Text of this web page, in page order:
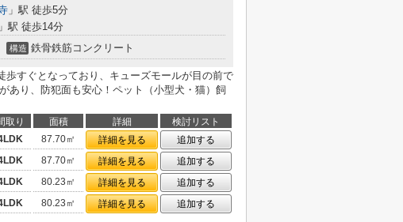
」駅 徒歩5分
」駅 徒歩14分
構造 鉄骨鉄筋コンクリート
歩すぐとなっており、キューズモールが目の前で
あり、防犯面も安心！ペット（小型犬・猫）飼
取り 面積 詳細
検討リスト
87.70㎡ 詳細を見る
追加する
87.70㎡ 詳細を見る
追加する
80.23㎡ 詳細を見る
追加する
80.23㎡ 詳細を見る 追加する